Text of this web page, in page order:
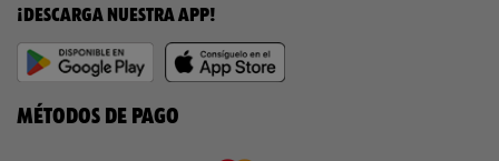
¡DESCARGA NUESTRA APP!
MÉTODOS DE PAGO